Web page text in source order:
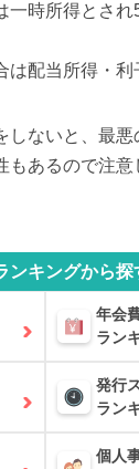
一時所得とさ
は配当所得・利
しないと、最悪
あるので注意
ンキングから探
年会
ラン
発行
ラン
個人